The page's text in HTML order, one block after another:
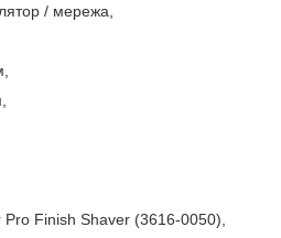
/ мережа,
Pro Finish Shaver (3616-0050),